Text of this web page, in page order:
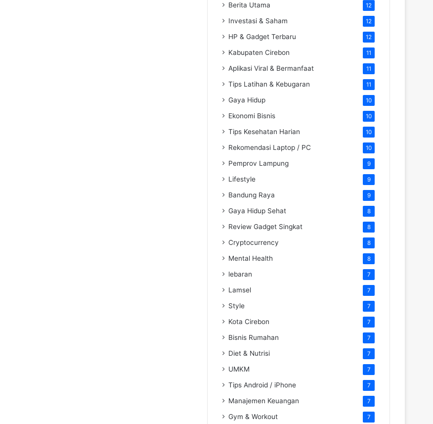
Berita Utama 12
Investasi & Saham 12
HP & Gadget Terbaru 12
Kabupaten Cirebon 11
Aplikasi Viral & Bermanfaat 11
Tips Latihan & Kebugaran 11
Gaya Hidup 10
Ekonomi Bisnis 10
Tips Kesehatan Harian 10
Rekomendasi Laptop / PC 10
Pemprov Lampung 9
Lifestyle 9
Bandung Raya 9
Gaya Hidup Sehat 8
Review Gadget Singkat 8
Cryptocurrency 8
Mental Health 8
lebaran 7
Lamsel 7
Style 7
Kota Cirebon 7
Bisnis Rumahan 7
Diet & Nutrisi 7
UMKM 7
Tips Android / iPhone 7
Manajemen Keuangan 7
Gym & Workout 7